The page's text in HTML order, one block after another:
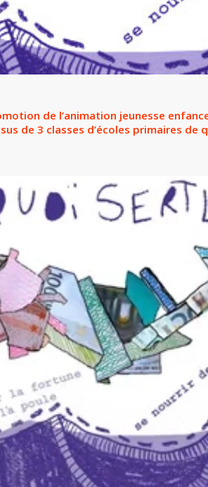
de l’animation jeunesse
de 3 classes d’écoles primaires de